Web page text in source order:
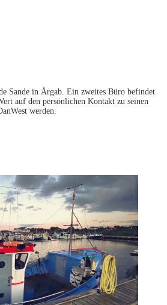
Sande in Årgab. Ein zweites Büro befindet
auf den persönlichen Kontakt zu seinen
werden.